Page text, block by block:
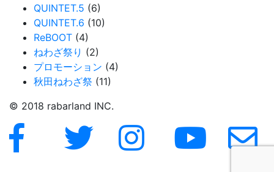
QUINTET.5 (6)
QUINTET.6 (10)
ReBOOT (4)
ねわざ祭り (2)
プロモーション (4)
秋田ねわざ祭 (11)
© 2018 rabarland INC.